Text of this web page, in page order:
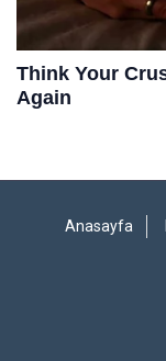
Anasayfa